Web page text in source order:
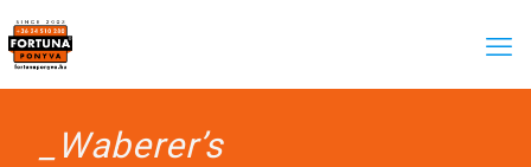
_Waberer’s